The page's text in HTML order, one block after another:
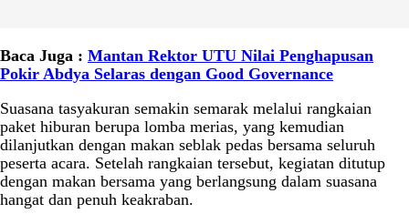
Baca Juga : Mantan Rektor UTU Nilai Penghapusan
Pokir Abdya Selaras dengan Good Governance
Suasana tasyakuran semakin semarak melalui rangkaian
paket hiburan berupa lomba merias, yang kemudian
dilanjutkan dengan makan seblak pedas bersama seluruh
peserta acara. Setelah rangkaian tersebut, kegiatan ditutup
dengan makan bersama yang berlangsung dalam suasana
hangat dan penuh keakraban.